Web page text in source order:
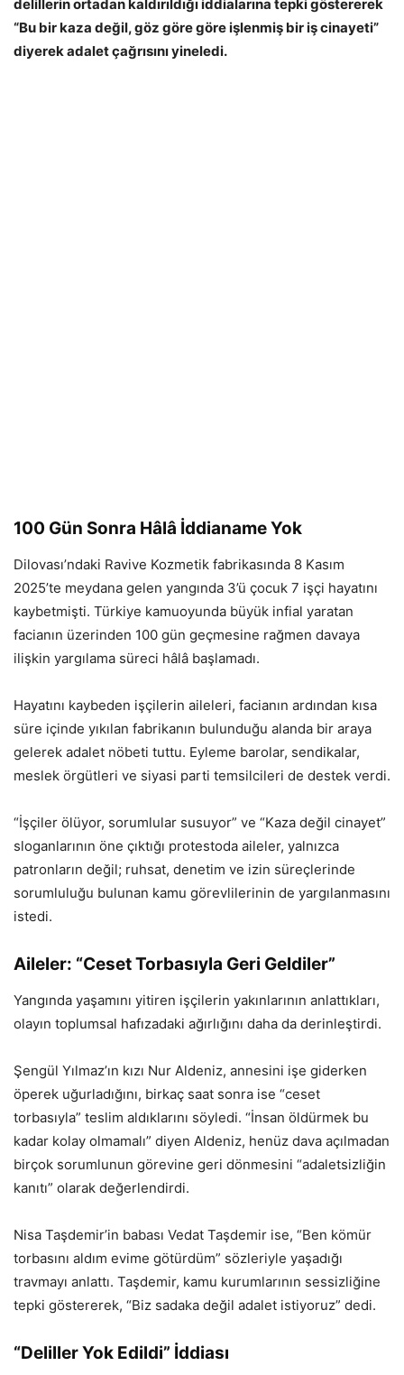
delillerin ortadan kaldırıldığı iddialarına tepki göstererek
“Bu bir kaza değil, göz göre göre işlenmiş bir iş cinayeti”
diyerek adalet çağrısını yineledi.
100 Gün Sonra Hâlâ İddianame Yok
Dilovası’ndaki Ravive Kozmetik fabrikasında 8 Kasım
2025’te meydana gelen yangında 3’ü çocuk 7 işçi hayatını
kaybetmişti. Türkiye kamuoyunda büyük infial yaratan
facianın üzerinden 100 gün geçmesine rağmen davaya
ilişkin yargılama süreci hâlâ başlamadı.
Hayatını kaybeden işçilerin aileleri, facianın ardından kısa
süre içinde yıkılan fabrikanın bulunduğu alanda bir araya
gelerek adalet nöbeti tuttu. Eyleme barolar, sendikalar,
meslek örgütleri ve siyasi parti temsilcileri de destek verdi.
“İşçiler ölüyor, sorumlular susuyor” ve “Kaza değil cinayet”
sloganlarının öne çıktığı protestoda aileler, yalnızca
patronların değil; ruhsat, denetim ve izin süreçlerinde
sorumluluğu bulunan kamu görevlilerinin de yargılanmasını
istedi.
Aileler: “Ceset Torbasıyla Geri Geldiler”
Yangında yaşamını yitiren işçilerin yakınlarının anlattıkları,
olayın toplumsal hafızadaki ağırlığını daha da derinleştirdi.
Şengül Yılmaz’ın kızı Nur Aldeniz, annesini işe giderken
öperek uğurladığını, birkaç saat sonra ise “ceset
torbasıyla” teslim aldıklarını söyledi. “İnsan öldürmek bu
kadar kolay olmamalı” diyen Aldeniz, henüz dava açılmadan
birçok sorumlunun görevine geri dönmesini “adaletsizliğin
kanıtı” olarak değerlendirdi.
Nisa Taşdemir’in babası Vedat Taşdemir ise, “Ben kömür
torbasını aldım evime götürdüm” sözleriyle yaşadığı
travmayı anlattı. Taşdemir, kamu kurumlarının sessizliğine
tepki göstererek, “Biz sadaka değil adalet istiyoruz” dedi.
“Deliller Yok Edildi” İddiası